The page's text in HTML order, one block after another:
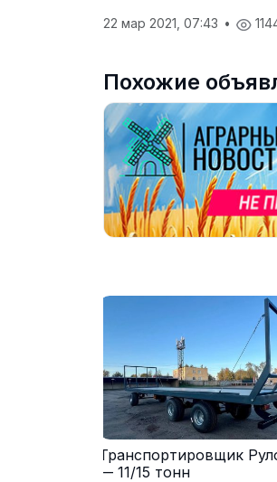
22 мар 2021, 07:43 •
Похожие
Транспортировщик
— 11/15 тонн